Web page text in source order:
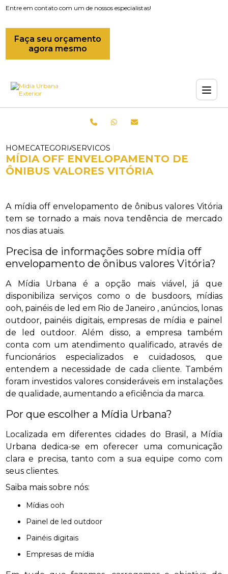
Entre em contato com um de nossos especialistas!
Faça seu orçamento
agora mesmo
HOMECATEGORIASSERVICOS DE ENVELOPAMENTO DE
MÍDIA OFF ENVELOPAMENTO DE
ÔNIBUS VALORES VITÓRIA
A mídia off envelopamento de ônibus valores Vitória
tem se tornado a mais nova tendência de mercado
nos dias atuais.
Precisa de informações sobre mídia off
envelopamento de ônibus valores Vitória?
A Mídia Urbana é a opção mais viável, já que
disponibiliza serviços como o de busdoors, mídias
ooh, painéis de led em Rio de Janeiro , anúncios, lonas
outdoor, painéis digitais, empresas de mídia e painel
de led outdoor. Além disso, a empresa também
conta com um atendimento qualificado, através de
funcionários especializados e cuidadosos, que
entendem a necessidade de cada cliente. Também
foram investidos valores consideráveis em instalações
de qualidade, aumentando a eficiência da marca.
Por que escolher a Mídia Urbana?
Localizada em diferentes cidades do Brasil, a Mídia
Urbana dedica-se em oferecer uma comunicação
clara e precisa, tanto com a sua equipe como com
seus clientes.
Saiba mais sobre nós:
mídias ooh
painel de led outdoor
painéis digitais
empresas de mídia